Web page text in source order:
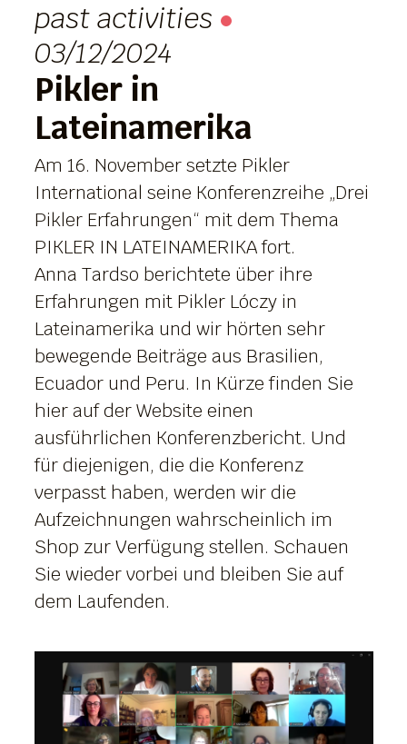
past activities
03/12/2024
Pikler in
Lateinamerika
Am 16. November setzte Pikler
International seine Konferenzreihe „Drei
Pikler Erfahrungen“ mit dem Thema
PIKLER IN LATEINAMERIKA fort.
Anna Tardso berichtete über ihre
Erfahrungen mit Pikler Lóczy in
Lateinamerika und wir hörten sehr
bewegende Beiträge aus Brasilien,
Ecuador und Peru. In Kürze finden Sie
hier auf der Website einen
ausführlichen Konferenzbericht. Und
für diejenigen, die die Konferenz
verpasst haben, werden wir die
Aufzeichnungen wahrscheinlich im
Shop zur Verfügung stellen. Schauen
Sie wieder vorbei und bleiben Sie auf
dem Laufenden.